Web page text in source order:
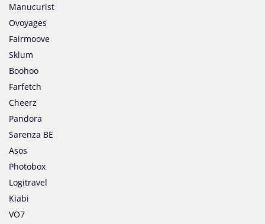
Manucurist
Ovoyages
Fairmoove
Sklum
Boohoo
Farfetch
Cheerz
Pandora
Sarenza BE
Asos
Photobox
Logitravel
Kiabi
VO7